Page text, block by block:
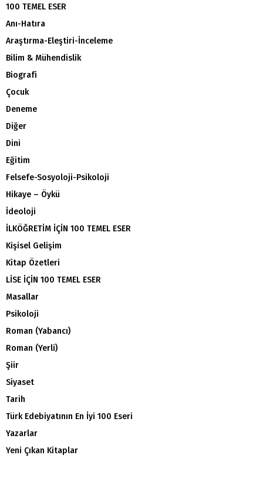
100 TEMEL ESER
Anı-Hatıra
Araştırma-Eleştiri-İnceleme
Bilim & Mühendislik
Biografi
Çocuk
Deneme
Diğer
Dini
Eğitim
Felsefe-Sosyoloji-Psikoloji
Hikaye – Öykü
İdeoloji
İLKÖĞRETİM İÇİN 100 TEMEL ESER
Kişisel Gelişim
Kitap Özetleri
LİSE İÇİN 100 TEMEL ESER
Masallar
Psikoloji
Roman (Yabancı)
Roman (Yerli)
Şiir
Siyaset
Tarih
Türk Edebiyatının En İyi 100 Eseri
Yazarlar
Yeni Çıkan Kitaplar